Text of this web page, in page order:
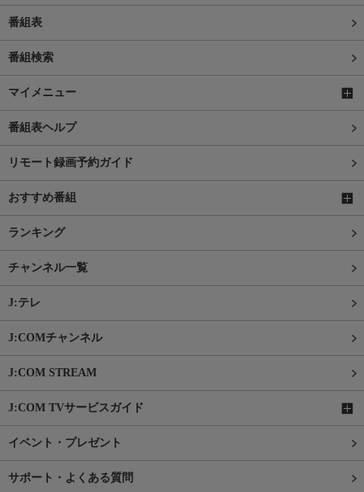
番組表
番組検索
マイメニュー
番組表ヘルプ
リモート録画予約ガイド
おすすめ番組
ランキング
チャンネル一覧
J:テレ
J:COMチャンネル
J:COM STREAM
J:COM TVサービスガイド
イベント・プレゼント
サポート・よくある質問